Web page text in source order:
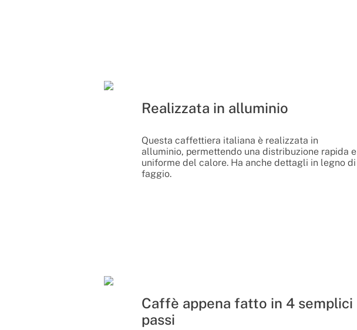
Realizzata in alluminio
Questa caffettiera italiana è realizzata in
alluminio, permettendo una distribuzione rapida e
uniforme del calore. Ha anche dettagli in legno di
faggio.
Caffè appena fatto in 4 semplici
passi